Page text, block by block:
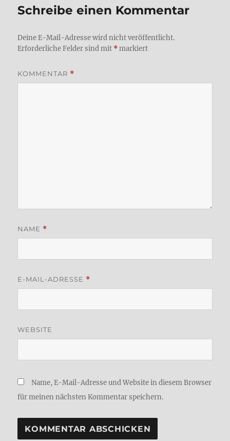
Schreibe einen Kommentar
Deine E-Mail-Adresse wird nicht veröffentlicht.
Erforderliche Felder sind mit *markiert
KOMMENTAR *
NAME *
E-MAIL-ADRESSE *
WEBSITE
Name, E-Mail-Adresse und Website in diesem Browser
für meinen nächsten Kommentar speichern.